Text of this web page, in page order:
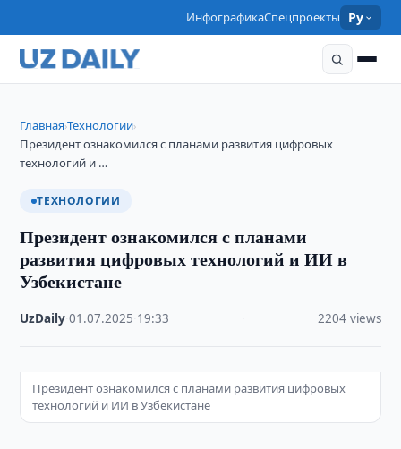
ИнфографикаСпецпроекты Ру
Главная›Технологии›
Президент ознакомился с планами развития цифровых
технологий и …
ТЕХНОЛОГИИ
Президент ознакомился с планами
развития цифровых технологий и ИИ в
Узбекистане
UzDaily ·01.07.2025 19:33 2204 views
Президент ознакомился с планами развития цифровых
технологий и ИИ в Узбекистане